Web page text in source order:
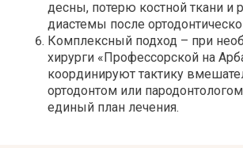
десны, потерю костной ткани и
диастемы после
Комплексный подход – при
хирурги «Профессорской на
координируют тактику
ортодонтом или
единый план лечения.